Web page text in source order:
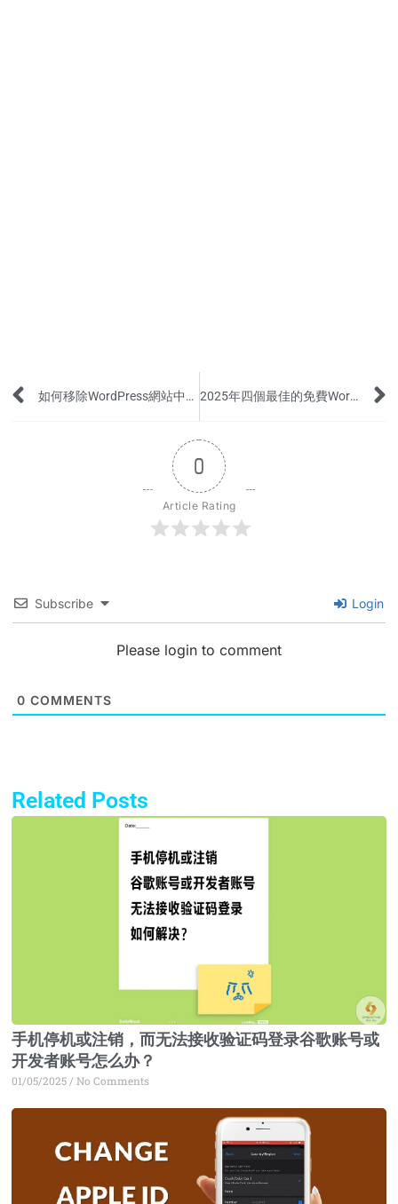
Prev 如何移除WordPress網站中鏈接的下劃線？ 2025年四個最佳的免費WordPress主題推薦
0
Article Rating
Subscribe Login
Please login to comment
0 COMMENTS
Related Posts
手机停机或注销，而无法接收验证码登录谷歌账号或
开发者账号怎么办？
01/05/2025 No Comments
Page